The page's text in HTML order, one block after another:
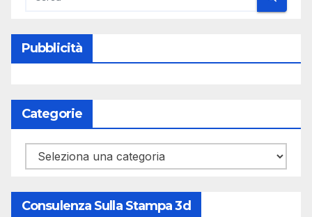
Pubblicità
Categorie
Categorie
Consulenza Sulla Stampa 3d